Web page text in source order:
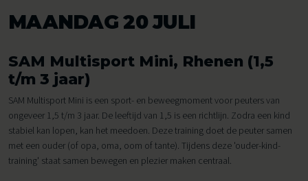
MAANDAG 20 JULI
SAM Multisport Mini, Rhenen (1,5
t/m 3 jaar)
SAM Multisport Mini is een sport- en beweegmoment voor peuters van
ongeveer 1,5 t/m 3 jaar. De leeftijd van 1,5 is een richtlijn. Zodra een kind
stabiel kan lopen, kan het meedoen. Deze training doet de peuter samen
met een ouder (of opa, oma, oom of tante). Tijdens deze 'ouder-kind-
training' staat samen bewegen en plezier maken centraal.